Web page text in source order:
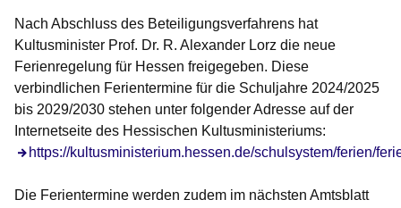
Nach Abschluss des Beteiligungsverfahrens hat
Kultusminister Prof. Dr. R. Alexander Lorz die neue
Ferienregelung für Hessen freigegeben. Diese
verbindlichen Ferientermine für die Schuljahre 2024/2025
bis 2029/2030 stehen unter folgender Adresse auf der
Internetseite des Hessischen Kultusministeriums:
https://kultusministerium.hessen.de/schulsystem/ferien/
Öffnet sich in einem neuen Fenster
Die Ferientermine werden zudem im nächsten Amtsblatt